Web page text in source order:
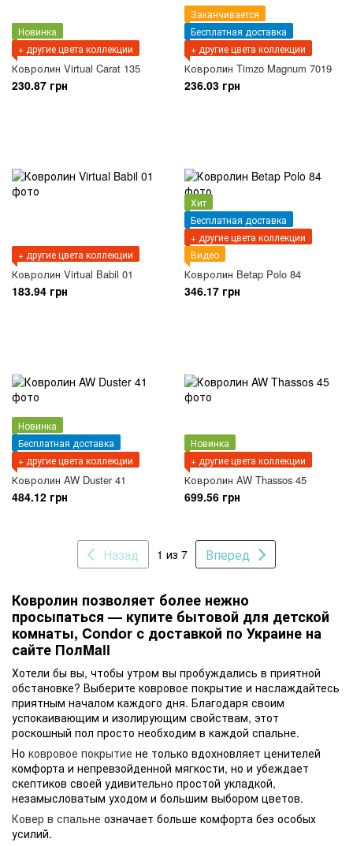
Новинка
+ другие цвета коллекции
Ковролин Virtual Carat 135
230.87 грн
Заканчивается
Бесплатная доставка
+ другие цвета коллекции
Ковролин Timzo Magnum 7019
236.03 грн
+ другие цвета коллекции
Ковролин Virtual Babil 01
183.94 грн
Хит
Бесплатная доставка
+ другие цвета коллекции
Видео
Ковролин Betap Polo 84
346.17 грн
Новинка
Бесплатная доставка
+ другие цвета коллекции
Ковролин AW Duster 41
484.12 грн
Новинка
+ другие цвета коллекции
Ковролин AW Thassos 45
699.56 грн
Назад 1 из 7 Вперед
Ковролин позволяет более нежно
просыпаться — купите бытовой для детской
комнаты, Condor с доставкой по Украине на
сайте ПолMall
Хотели бы вы, чтобы утром вы пробуждались в приятной
обстановке? Выберите ковровое покрытие и наслаждайтесь
приятным началом каждого дня. Благодаря своим
успокаивающим и изолирующим свойствам, этот
роскошный пол просто необходим в каждой спальне.
Но ковровое покрытие не только вдохновляет ценителей
комфорта и непревзойденной мягкости, но и убеждает
скептиков своей удивительно простой укладкой,
незамысловатым уходом и большим выбором цветов.
Ковер в спальне означает больше комфорта без особых
усилий.